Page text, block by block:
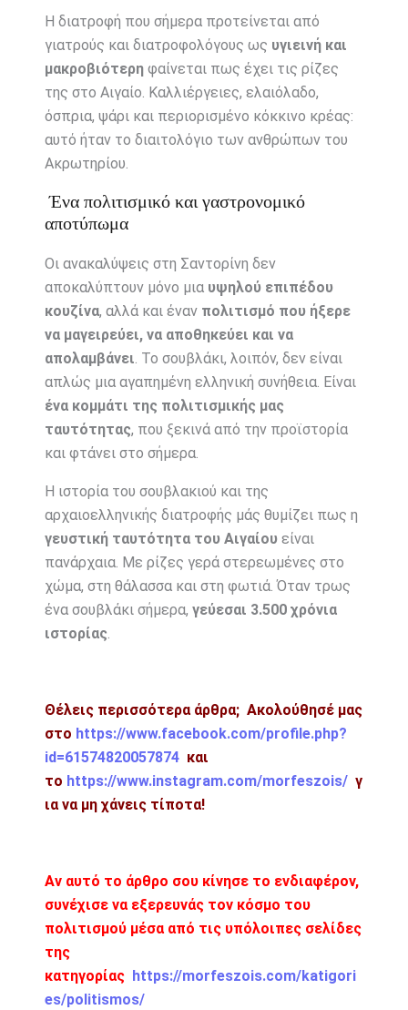
Η διατροφή που σήμερα προτείνεται από
γιατρούς και διατροφολόγους ως υγιεινή και
μακροβιότερηφαίνεται πως έχει τις ρίζες
της στο Αιγαίο. Καλλιέργειες, ελαιόλαδο,
όσπρια, ψάρι και περιορισμένο κόκκινο κρέας:
αυτό ήταν το διαιτολόγιο των ανθρώπων του
Ακρωτηρίου.
Ένα πολιτισμικό και γαστρονομικό
αποτύπωμα
Οι ανακαλύψεις στη Σαντορίνη δεν
αποκαλύπτουν μόνο μια υψηλού επιπέδου
κουζίνα, αλλά και έναν πολιτισμό που ήξερε
να μαγειρεύει, να αποθηκεύει και να
απολαμβάνει. Το σουβλάκι, λοιπόν, δεν είναι
απλώς μια αγαπημένη ελληνική συνήθεια. Είναι
ένα κομμάτι της πολιτισμικής μας
ταυτότητας, που ξεκινά από την προϊστορία
και φτάνει στο σήμερα.
Η ιστορία του σουβλακιού και της
αρχαιοελληνικής διατροφής μάς θυμίζει πως η
γευστική ταυτότητα του Αιγαίουείναι
πανάρχαια. Με ρίζες γερά στερεωμένες στο
χώμα, στη θάλασσα και στη φωτιά. Όταν τρως
ένα σουβλάκι σήμερα, γεύεσαι 3.500 χρόνια
ιστορίας.
Θέλεις περισσότερα άρθρα; Ακολούθησέ μας
στο https://www.facebook.com/profile.php?
id=61574820057874 και
το https://www.instagram.com/morfeszois/ γ
ια να μη χάνεις τίποτα!
Αν αυτό το άρθρο σου κίνησε το ενδιαφέρον,
συνέχισε να εξερευνάς τον κόσμο του
πολιτισμού μέσα από τις υπόλοιπες σελίδες
της
κατηγορίας https://morfeszois.com/katigori
es/politismos/